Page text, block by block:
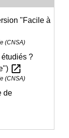
"Facile à
(CNSA)
?
open_in_new
(CNSA)
de